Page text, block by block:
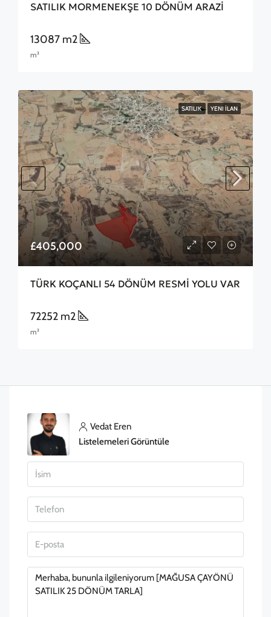
SATILIK MORMENEKŞE 10 DÖNÜM ARAZİ
13087 m2
m²
SATILIK YENI İLAN
£405,000
TÜRK KOÇANLI 54 DÖNÜM RESMİ YOLU VAR
72252 m2
m²
Vedat Eren
Listelemeleri Görüntüle